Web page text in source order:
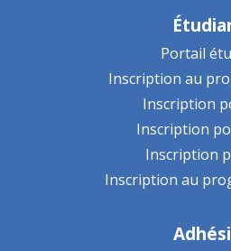
Portail
Inscription au
Inscription
Inscription
Inscription
Inscription au